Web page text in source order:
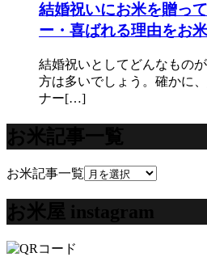
結婚祝いにお米を贈っ
ー・喜ばれる理由をお
結婚祝いとしてどんなもの
方は多いでしょう。確かに
ナー[…]
お米記事一覧
お米記事一覧
お米屋 instagram